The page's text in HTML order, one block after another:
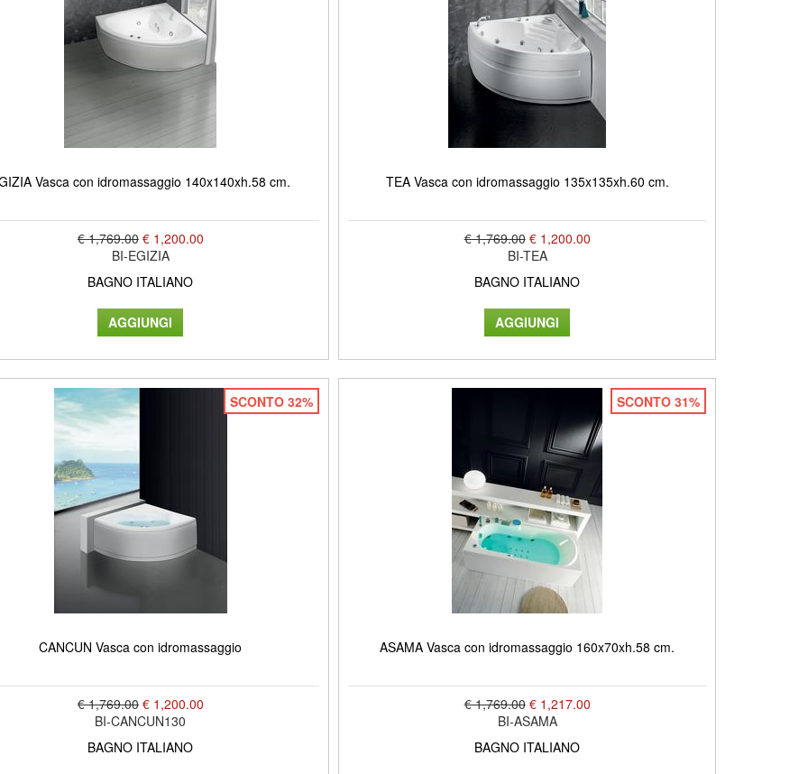
Vasca con idromassaggio 140x140xh.58 cm.
€ 1,769.00 € 1,200.00
BI-EGIZIA
BAGNO ITALIANO
TEA Vasca con idromassaggio 135x135xh.60 cm.
€ 1,769.00 € 1,200.00
BI-TEA
BAGNO ITALIANO
SCONTO 32%
CANCUN Vasca con idromassaggio
€ 1,769.00 € 1,200.00
BI-CANCUN130
BAGNO ITALIANO
SCONTO 31%
ASAMA Vasca con idromassaggio 160x70xh.58 cm.
€ 1,769.00 € 1,217.00
BI-ASAMA
BAGNO ITALIANO